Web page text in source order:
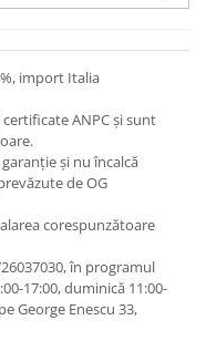
import Italia
ANPC și sunt
și nu încalcă
de OG
corespunzătoare
în programul
17:00, duminică 11:00-
George Enescu 33,